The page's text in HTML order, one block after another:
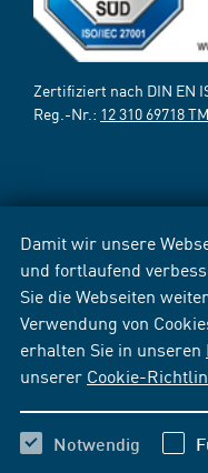
Damit wir unsere
und fortlaufend
Sie die Webseiten
Verwendung von
erhalten Sie in unseren
unserer Cookie-
Notwendig
Zertifiziert nach DIN EN
Reg.-Nr.: 12 310 69718